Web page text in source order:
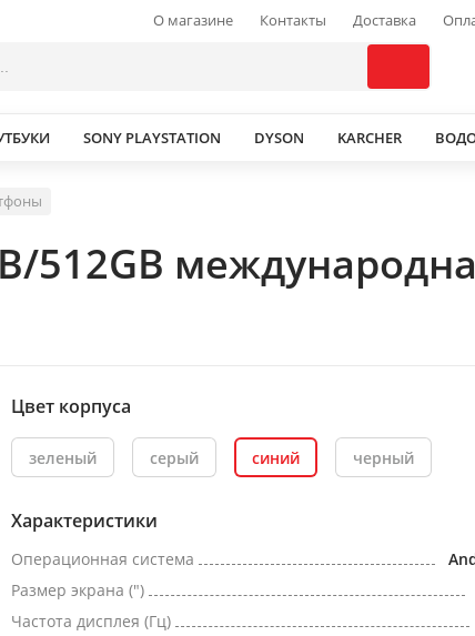
О магазине Контакты Доставка
SONY PLAYSTATION DYSON KARCHER
512GB
Цвет корпуса
зеленый серый синий черный
Характеристики
Операционная система
Размер экрана (")
Частота дисплея (Гц)